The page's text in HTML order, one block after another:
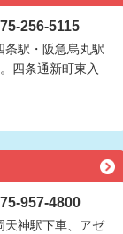
256-5115
条駅・阪急烏丸駅
四条通新町東入
957-4800
天神駅下車、アゼ